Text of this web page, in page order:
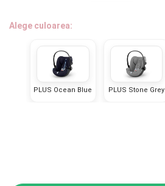
Informatii companie
Alege culoarea:
PLUS Ocean Blue PLUS Stone Grey